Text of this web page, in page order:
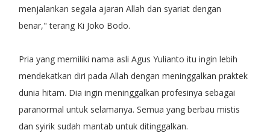
menjalankan segala ajaran Allah dan syariat dengan
benar," terang Ki Joko Bodo.
Pria yang memiliki nama asli Agus Yulianto itu ingin lebih
mendekatkan diri pada Allah dengan meninggalkan praktek
dunia hitam. Dia ingin meninggalkan profesinya sebagai
paranormal untuk selamanya. Semua yang berbau mistis
dan syirik sudah mantab untuk ditinggalkan.